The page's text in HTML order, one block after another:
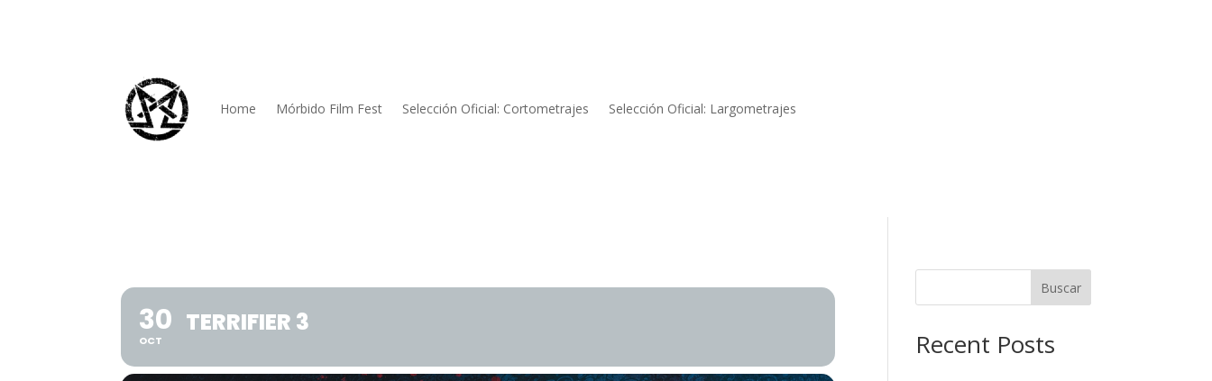
Home Mórbido Film Fest Selección Oficial: Cortometrajes Selección Oficial: Largometrajes
30
OCT
TERRIFIER 3
Buscar
Recent Posts